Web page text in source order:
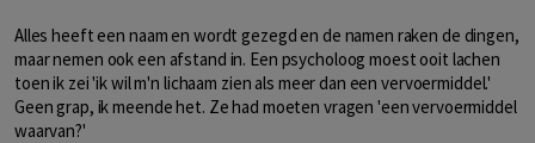
Alles heeft een naam en wordt gezegd en de namen raken de dingen,
maar nemen ook een afstand in. Een psycholoog moest ooit lachen
toen ik zei 'ik wil m'n lichaam zien als meer dan een vervoermiddel.'
Geen grap, ik meende het. Ze had moeten vragen 'een vervoermiddel
waarvan?'